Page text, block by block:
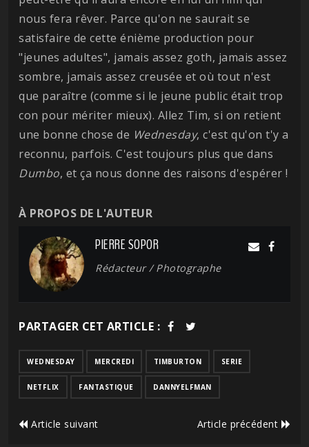
nous fera rêver. Parce qu'on ne saurait se
satisfaire de cette énième production pour
"jeunes adultes", jamais assez goth, jamais assez
sombre, jamais assez creusée et où tout n'est
que paraître (comme si le jeune public était trop
con pour mériter mieux). Allez Tim, si on retient
une bonne chose de Wednesday, c'est qu'on t'y a
reconnu, parfois. C'est toujours plus que dans
Dumbo, et ça nous donne des raisons d'espérer !
À PROPOS DE L'AUTEUR
PIERRE SOPOR
Rédacteur / Photographe
PARTAGER CET ARTICLE :
WEDNESDAY MERCREDI TIMBURTON SERIE
NETFLIX FANTASTIQUE DANNYELFMAN
Article suivant Article précédent